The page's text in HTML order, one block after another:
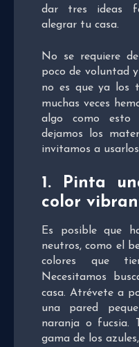
dar tres ideas
alegrar tu casa.
No se requiere
poco de voluntad
no es que ya los
muchas veces
algo como
dejamos los
invitamos a
1. Pinta
color
Es posible que
neutros, como el
colores que
Necesitamos
casa. Atrévete a
una pared
naranja o fucsia.
gama de los